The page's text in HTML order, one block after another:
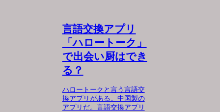
言語交換アプリ
「ハロートーク」
で出会い厨はでき
る？
ハロートークと言う言語交
換アプリがある。中国製の
アプリだ。言語交換アプリ